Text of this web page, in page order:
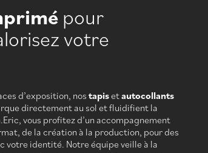
Comptoirs, éclairages, supports,
tours et plus encore
la conception à la logistique
Lettrage, vinyle et givrage
pour
votre
d’exposition, nos tapisetautocollants
directement au sol et fluidifient la
vous profitez d’un accompagnement
de la création à la production, pour des
votre identité. Notre équipe veille à la